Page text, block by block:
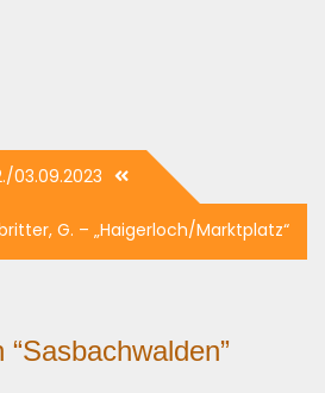
03.09.2023
G. – „Haigerloch/Marktplatz“
“Sasbachwalden”